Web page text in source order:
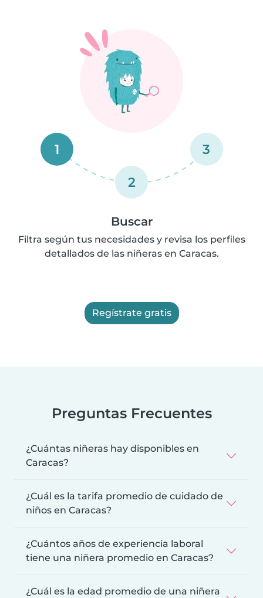
1
2
3
Buscar
Filtra según tus necesidades y revisa los perfiles
detallados de las niñeras en Caracas.
Regístrate gratis
Preguntas Frecuentes
¿Cuántas niñeras hay disponibles en
Caracas?
¿Cuál es la tarifa promedio de cuidado de
niños en Caracas?
¿Cuántos años de experiencia laboral
tiene una niñera promedio en Caracas?
¿Cuál es la edad promedio de una niñera